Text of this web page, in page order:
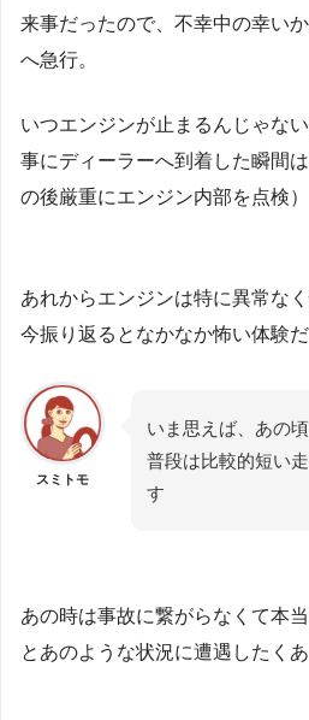
来事だったので、不幸中の幸い
へ急行。
いつエンジンが止まるんじゃな
事にディーラーへ到着した瞬間
の後厳重にエンジン内部を点検）
あれからエンジンは特に異常な
今振り返るとなかなか怖い体験だ
スミトモ
いま思えば、あの
普段は比較的短い
す
あの時は事故に繋がらなくて本
とあのような状況に遭遇したくあ